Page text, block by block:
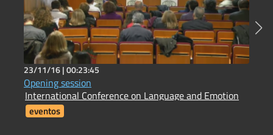
23/11/16 |00:23:45
Opening session
International Conference on Language and Emotion
eventos